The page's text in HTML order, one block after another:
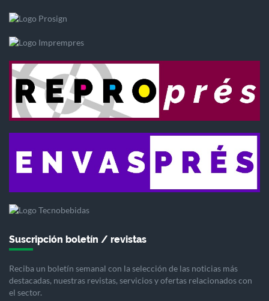
Suscripción boletín / revistas
Reciba un boletín semanal con la selección de las noticias más
destacadas, nuestras revistas, servicios y ofertas relacionados con
el sector.